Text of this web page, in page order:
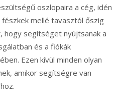
oszlopaira a cég, idén
mellé tavasztól őszig
hogy segítséget nyújtsanak a
és a fiókák
Ezen kívül minden olyan
amikor segítségre van